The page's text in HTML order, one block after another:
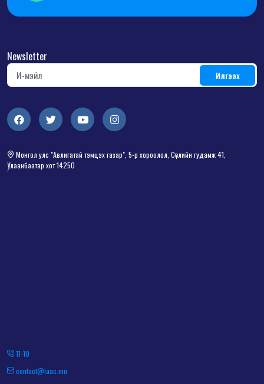
Newsletter
Монгол улс "Авлигатай тэмцэх газар", 5-р хороолол, Сөүлийн гудамж 41,
Улаанбаатар хот 14250
11-10
contact@iaac.mn